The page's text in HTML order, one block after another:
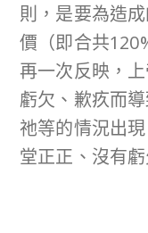
則，是要為造
價（即合共
再一次反映，
虧欠、歉疚而
祂等的情況出
堂正正、沒有